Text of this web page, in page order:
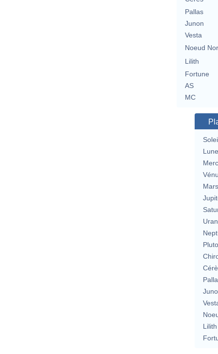
Pallas
Junon
Vesta
Noeud
Lilith
Fortune
AS
MC
Lune
Mars
Lilith